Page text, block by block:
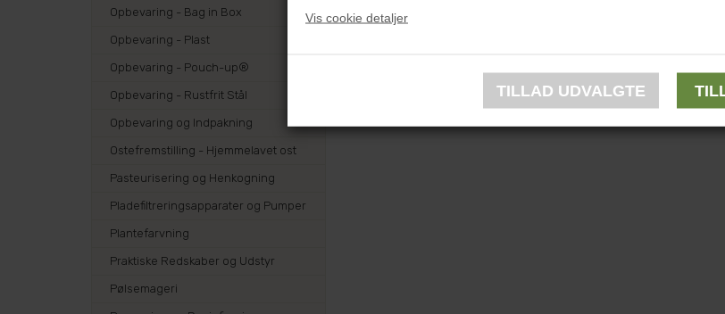
Vis cookie detaljer
Opbevaring - Bag in Box
Opbevaring - Plast
Opbevaring - Pouch-up®
Opbevaring - Rustfrit Stål
Opbevaring og Indpakning
Ostefremstilling - Hjemmelavet ost
Pasteurisering og Henkogning
Pladefiltreringsapparater og Pumper
Plantefarvning
Praktiske Redskaber og Udstyr
Pølsemageri